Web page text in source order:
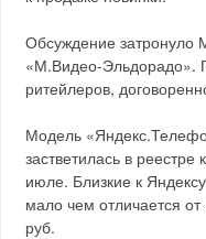
Обсуждение
«М.Видео-Эльдорадо».
ритейлеров,
Модель
застветилась в
июле. Близкие к
мало чем отличается
руб.